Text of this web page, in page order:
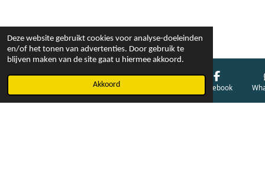
Deze website gebruikt cookies voor analyse-doeleinden
en/of het tonen van advertenties. Door gebruik te
blijven maken van de site gaat u hiermee akkoord.
Akkoord
Telefoonnummer Facebook